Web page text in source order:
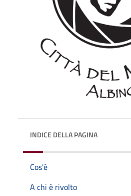
INDICE DELLA PAGINA
Cos'è
A chi è rivolto